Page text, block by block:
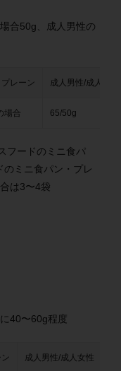
合50g、成人男性の
レーン 成人男性/成人女性
場合 65/50g
フードのミニ食パ
のミニ食パン・プレ
は3〜4袋
40〜60g程度
成人男性/成人女性